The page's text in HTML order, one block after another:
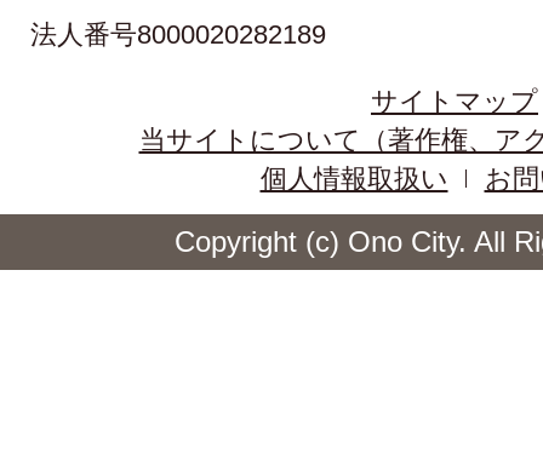
法人番号8000020282189
サイトマップ
当サイトについて（著作権、ア
個人情報取扱い
お
Copyright (c) Ono City. All